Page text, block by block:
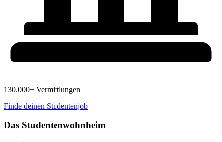
130.000+ Vermittlungen
Finde deinen Studentenjob
Das Studentenwohnheim